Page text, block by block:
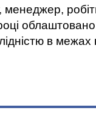
менеджер,
в межах